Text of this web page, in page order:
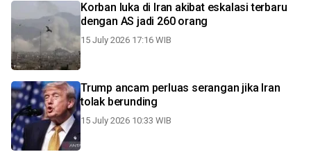
Korban luka di Iran akibat eskalasi terbaru
dengan AS jadi 260 orang
15 July 2026 17:16 WIB
Trump ancam perluas serangan jika Iran
tolak berunding
15 July 2026 10:33 WIB